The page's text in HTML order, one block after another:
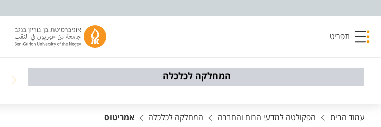
תפריט
המחלקה לכלכלה
עמוד הבית הפקולטה למדעי הרוח והחברה המחלקה לכלכלה אמריטוס